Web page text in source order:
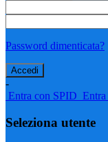
Password dimenticata?
-
Entra con SPID
Seleziona utente